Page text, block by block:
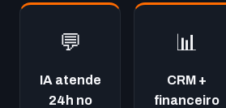
💬
IA atende
24h no
📊
CRM +
financeiro